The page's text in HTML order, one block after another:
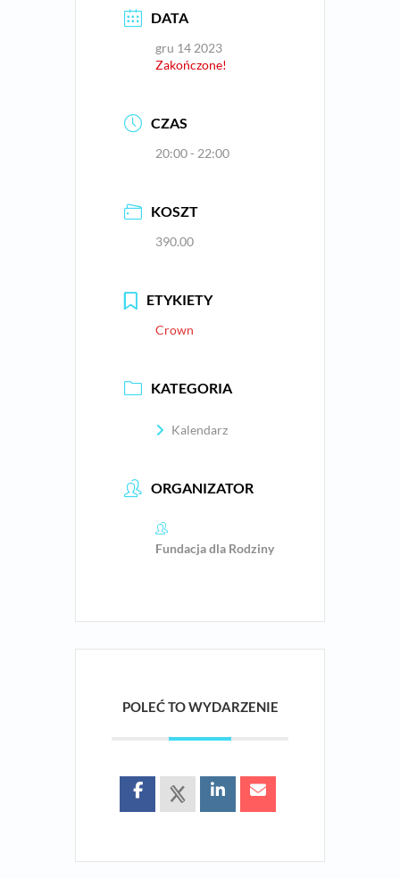
DATA
gru 14 2023
Zakończone!
CZAS
20:00 - 22:00
KOSZT
390.00
ETYKIETY
Crown
KATEGORIA
Kalendarz
ORGANIZATOR
Fundacja dla Rodziny
POLEĆ TO WYDARZENIE